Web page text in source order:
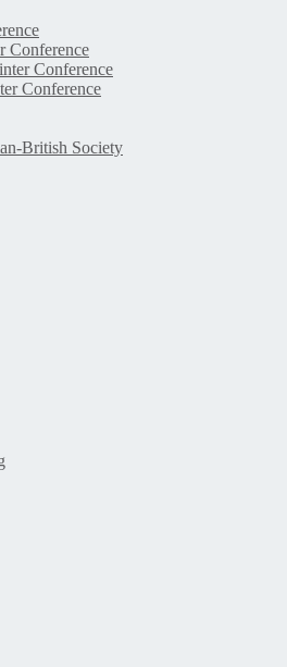
Conference
Conference
Conference
British Society